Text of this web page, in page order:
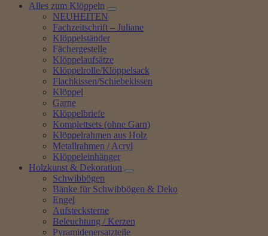
Alles zum Klöppeln
NEUHEITEN
Fachzeitschrift – Juliane
Klöppelständer
Fächergestelle
Klöppelaufsätze
Klöppelrolle/Klöppelsack
Flachkissen/Schiebekissen
Klöppel
Garne
Klöppelbriefe
Komplettsets (ohne Garn)
Klöppelrahmen aus Holz
Metallrahmen / Acryl
Klöppeleinhänger
Holzkunst & Dekoration
Schwibbögen
Bänke für Schwibbögen & Deko
Engel
Aufstecksterne
Beleuchtung / Kerzen
Pyramidenersatzteile